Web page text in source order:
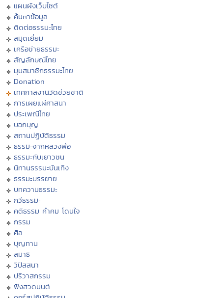
แผนผังเว็บไซต์
ค้นหาข้อมูล
ติดต่อธรรมะไทย
สมุดเยี่ยม
เครือข่ายธรรมะ
สัญลักษณ์ไทย
มุมสมาชิกธรรมะไทย
Donation
เทศกาลงานวัดช่วยชาติ
การเผยแผ่ศาสนา
ประเพณีไทย
บอกบุญ
สถานปฏิบัติธรรม
ธรรมะจากหลวงพ่อ
ธรรมะกับเยาวชน
นิทานธรรมะบันเทิง
ธรรมะบรรยาย
บทความธรรมะ
กวีธรรมะ
คติธรรม คำคม โดนใจ
กรรม
ศีล
บุญทาน
สมาธิ
วิปัสสนา
ปริวาสกรรม
ฟังสวดมนต์